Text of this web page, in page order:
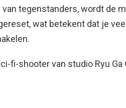
tegenstanders, wordt de
wat betekent dat je
fi-shooter van studio Ryu Ga